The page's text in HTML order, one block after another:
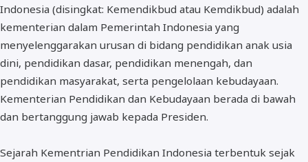
Info GTK
BOS dan PIP
Indonesia (disingkat: Kemendikbud atau Kemdikbud) adalah
kementerian dalam Pemerintah Indonesia yang
menyelenggarakan urusan di bidang pendidikan anak usia
dini, pendidikan dasar, pendidikan menengah, dan
pendidikan masyarakat, serta pengelolaan kebudayaan.
Kementerian Pendidikan dan Kebudayaan berada di bawah
dan bertanggung jawab kepada Presiden.
Sejarah Kementrian Pendidikan Indonesia terbentuk sejak